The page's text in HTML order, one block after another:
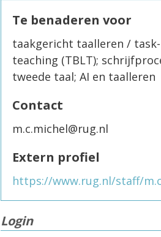
Te benaderen voor
taakgericht taalleren /
teaching (TBLT);
tweede taal; AI en taalleren
Contact
m.c.michel@rug.nl
Extern profiel
https://www.rug.nl/staff/
Login